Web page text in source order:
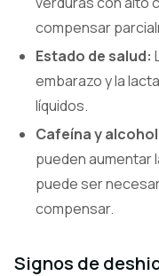
compensar
Estado de salud:
embarazo y la
líquidos.
Cafeína y
pueden aumentar
puede ser
compensar.
Signos de